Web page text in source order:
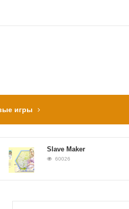
игры
Slave Maker
60026